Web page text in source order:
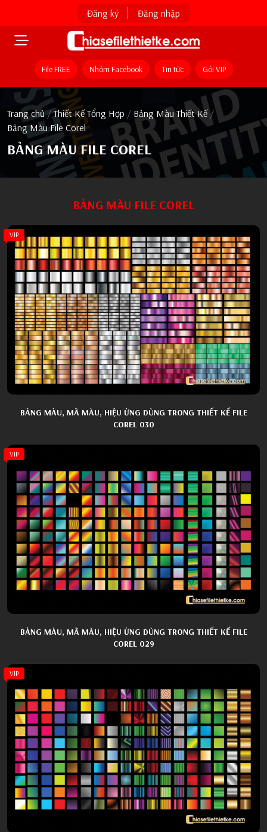
Đăng ký Đăng nhập
File FREE Nhóm Facebook Tin tức Gói VIP
Trang chủ / Thiết Kế Tổng Hợp / Bảng Màu Thiết Kế /
Bảng Màu File Corel
BẢNG MÀU FILE COREL
BẢNG MÀU FILE COREL
VIP
BẢNG MÀU, MÃ MÀU, HIỆU ỨNG DÙNG TRONG THIẾT KẾ FILE
COREL 030
VIP
BẢNG MÀU, MÃ MÀU, HIỆU ỨNG DÙNG TRONG THIẾT KẾ FILE
COREL 029
VIP